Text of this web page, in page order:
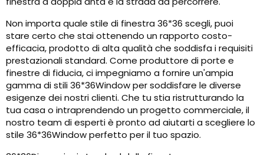
Non importa quale stile di finestra 36*36 scegli, puoi
stare certo che stai ottenendo un rapporto costo-
efficacia, prodotto di alta qualità che soddisfa i requisiti
prestazionali standard. Come produttore di porte e
finestre di fiducia, ci impegniamo a fornire un'ampia
gamma di stili 36*36Window per soddisfare le diverse
esigenze dei nostri clienti. Che tu stia ristrutturando la
tua casa o intraprendendo un progetto commerciale, il
nostro team di esperti è pronto ad aiutarti a scegliere lo
stile 36*36Window perfetto per il tuo spazio.